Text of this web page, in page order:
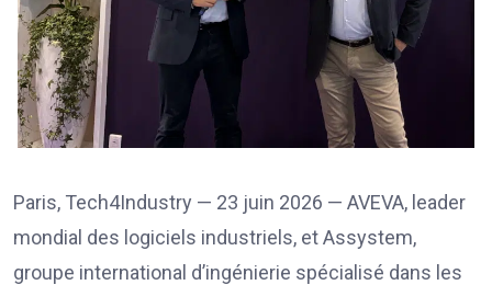
Paris, Tech4Industry — 23 juin 2026 — AVEVA, leader
mondial des logiciels industriels, et Assystem,
groupe international d’ingénierie spécialisé dans les